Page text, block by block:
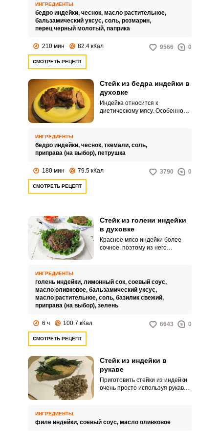
ИНГРЕДИЕНТЫ
бедро индейки, чеснок, масло растительное,
бальзамический уксус, соль, розмарин,
перец черный молотый, паприка
210 мин 82.4 кКал 9566 0
СМОТРЕТЬ РЕЦЕПТ
Стейк из бедра индейки в
духовке
Индейка относится к
диетическому мясу. Особенно
ИНГРЕДИЕНТЫ
бедро индейки, чеснок, ткемали, соль,
приправа (на выбор), петрушка
180 мин 79.5 кКал 3790 0
СМОТРЕТЬ РЕЦЕПТ
Стейк из голени индейки
в духовке
Красное мясо индейки более
сочное, поэтому из него
ИНГРЕДИЕНТЫ
голень индейки, лимонный сок, соевый соус,
масло оливковое, бальзамический уксус,
масло растительное, соль, базилик свежий,
приправа (на выбор), зелень
6 ч 100.7 кКал 6643 0
СМОТРЕТЬ РЕЦЕПТ
Стейк из индейки в
рукаве
Приготовить стейки из индейки
очень просто используя рукав
обладает гипоаллергенными
свойствами и содержит легко
ИНГРЕДИЕНТЫ
филе индейки, соевый соус, масло оливковое